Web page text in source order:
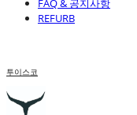
FAQ & 공지사항
REFURB
투이스코